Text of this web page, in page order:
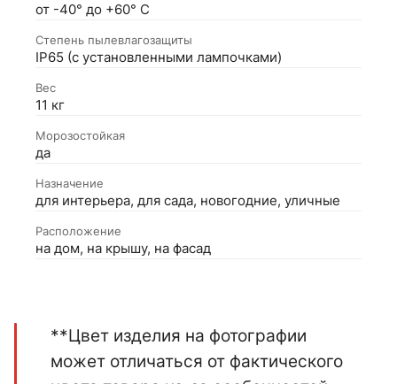
от -40° до +60° С
Степень пылевлагозащиты
IP65 (с установленными лампочками)
Вес
11 кг
Морозостойкая
да
Назначение
для интерьера, для сада, новогодние, уличные
Расположение
на дом, на крышу, на фасад
**Цвет изделия на фотографии
может отличаться от фактического